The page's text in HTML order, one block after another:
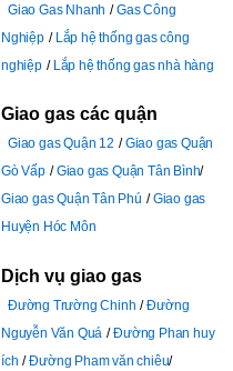
Giao Gas Nhanh
Gas Công
Nghiệp
Lắp hệ thống gas công
nghiệp
Lắp hệ thống gas nhà hàng
Giao gas các quận
Giao gas Quận 12
Giao gas Quận
Gò Vấp
Giao gas Quận Tân Bình
Giao gas Quận Tân Phú
Giao gas
Huyện Hóc Môn
Dịch vụ giao gas
Đường Trường Chinh
Đường
Nguyễn Văn Quá
Đường Phan huy
ích
Đường Pham văn chiêu